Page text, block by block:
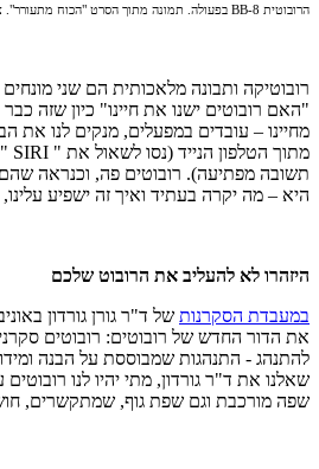
הרובוטית BB-8 בפעולה. תמונה מתוך הסרט "הכוח מתעורר".
רובוטיקה ותבונה מלאכותית הם שני
"האם רובוטים ישנו את חיינו" כיון שזה
מחיינו – עובדים במפעלים, מנקים לנו את
תשובה מפתיעה). רובוטים פה, וכנראה
היא – מה יקרה בעתיד ואיך זה ישפיע
היזהרו לא להעליב את הרובוט שלכם
במעבדת הסקרנות של ד"ר גורן גורדון
את הדור החדש של רובוטים: רובוטים
להתנהג - התנהגות שמבוססת על הבנה
שאלנו את ד"ר גורדון, מתי יהיו לנו
שפה מורכבת וגם שפת גוף, שמתקשרים,